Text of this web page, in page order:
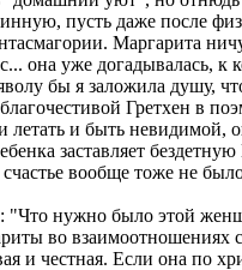
пусть даже после
Маргарита
уже догадывалась, к
бы я заложила душу,
Гретхен в
летать и быть невидимой,
заставляет
вообще тоже не
нужно было этой
во взаимоотношениях
и честная. Если она по